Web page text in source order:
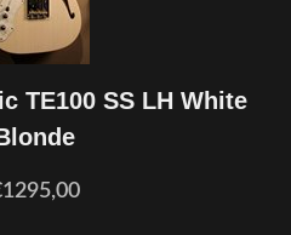
TE100 SS LH White